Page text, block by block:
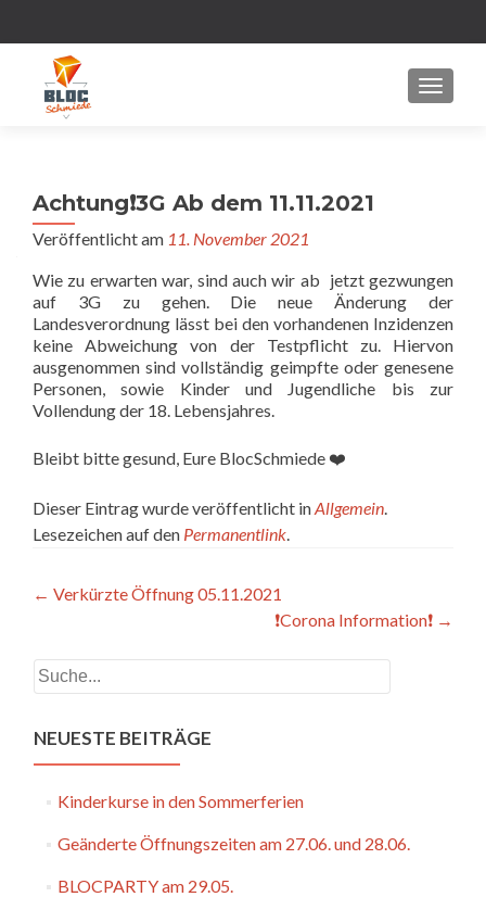
MENU
Achtung❗️3G Ab dem 11.11.2021
Veröffentlicht am 11. November 2021
Wie zu erwarten war, sind auch wir ab jetzt gezwungen
auf 3G zu gehen. Die neue Änderung der
Landesverordnung lässt bei den vorhandenen Inzidenzen
keine Abweichung von der Testpflicht zu. Hiervon
ausgenommen sind vollständig geimpfte oder genesene
Personen, sowie Kinder und Jugendliche bis zur
Vollendung der 18. Lebensjahres.
Bleibt bitte gesund, Eure BlocSchmiede ❤️
Dieser Eintrag wurde veröffentlicht inAllgemein.
Lesezeichen auf den Permanentlink.
Artikel-
← Verkürzte Öffnung 05.11.2021
❗️Corona Information❗️ →
NEUESTE BEITRÄGE
Kinderkurse in den Sommerferien
Geänderte Öffnungszeiten am 27.06. und 28.06.
BLOCPARTY am 29.05.